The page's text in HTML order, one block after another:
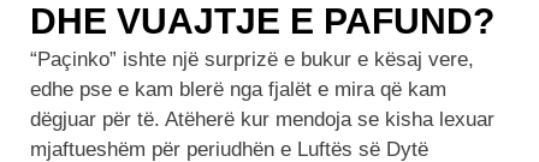
DHE VUAJTJE E PAFUND?
“Paçinko” ishte një surprizë e bukur e kësaj vere,
edhe pse e kam blerë nga fjalët e mira që kam
dëgjuar për të. Atëherë kur mendoja se kisha lexuar
mjaftueshëm për periudhën e Luftës së Dytë